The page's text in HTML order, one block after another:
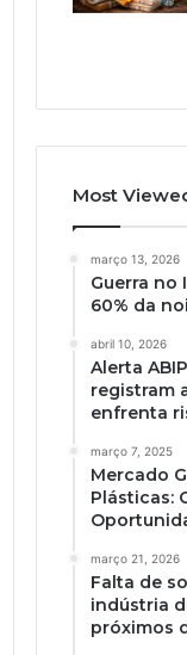
Most
março 13, 2026
Guerra no
60% da
abril 10, 2026
Alerta
registram
enfrenta
março 7, 2025
Mercado
Plásticas:
março 21, 2026
Falta de
indústria
próximos